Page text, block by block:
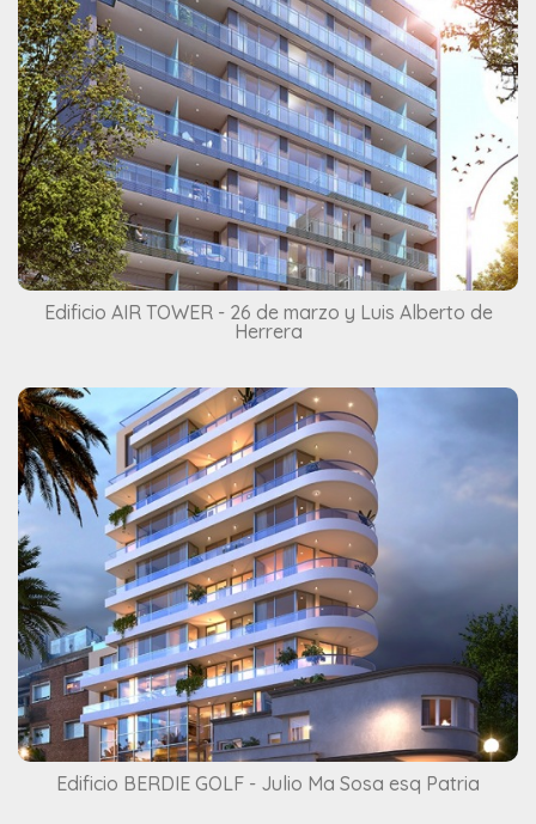
Edificio AIR TOWER - 26 de marzo y Luis Alberto de
Herrera
Edificio BERDIE GOLF - Julio Ma Sosa esq Patria